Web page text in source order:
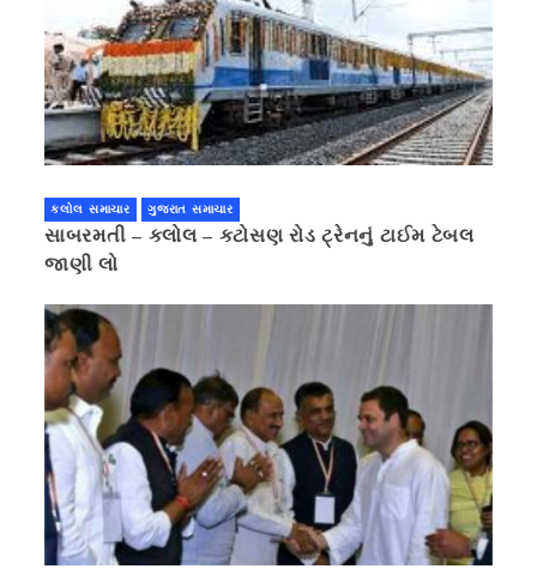
કલોલ સમાચાર ગુજરાત સમાચાર
સાબરમતી – કલોલ – કટોસણ રોડ ટ્રેનનું ટાઈમ ટેબલ
જાણી લો